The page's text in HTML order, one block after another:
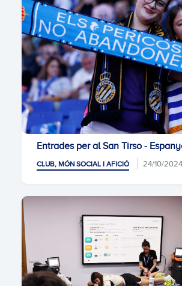
Entrades per al San Tirso -
CLUB, MÓN SOCIAL I AFICIÓ 24/10/2024